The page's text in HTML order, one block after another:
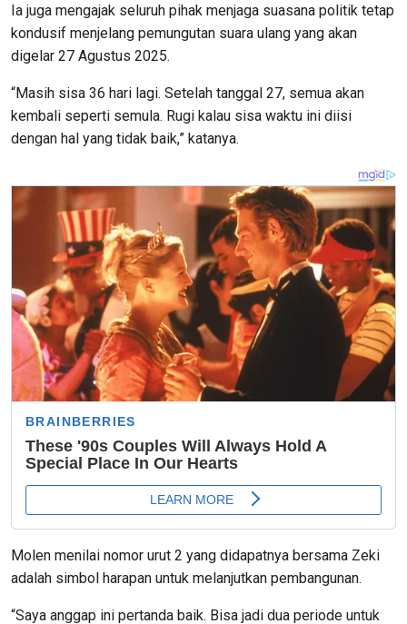
Ia juga mengajak seluruh pihak menjaga suasana politik tetap
kondusif menjelang pemungutan suara ulang yang akan
digelar 27 Agustus 2025.
“Masih sisa 36 hari lagi. Setelah tanggal 27, semua akan
kembali seperti semula. Rugi kalau sisa waktu ini diisi
dengan hal yang tidak baik,” katanya.
Molen menilai nomor urut 2 yang didapatnya bersama Zeki
adalah simbol harapan untuk melanjutkan pembangunan.
“Saya anggap ini pertanda baik. Bisa jadi dua periode untuk